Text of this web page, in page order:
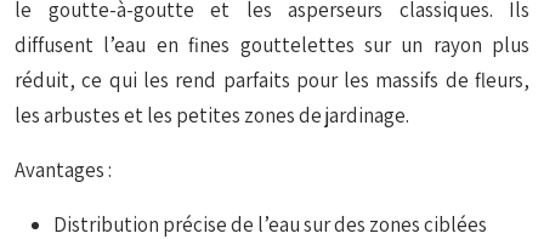
le goutte-à-goutte et les asperseurs classiques. Ils
diffusent l’eau en fines gouttelettes sur un rayon plus
réduit, ce qui les rend parfaits pour les massifs de fleurs,
les arbustes et les petites zones de jardinage.
Avantages :
Distribution précise de l’eau sur des zones ciblées